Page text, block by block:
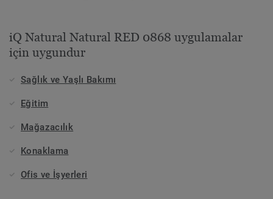
iQ Natural Natural RED 0868 uygulamalar
için uygundur
Sağlık ve Yaşlı Bakımı
Eğitim
Mağazacılık
Konaklama
Ofis ve İşyerleri